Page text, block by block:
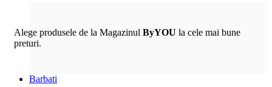
Alege produsele de la Magazinul ByYOU la cele mai bune
preturi.
Barbati